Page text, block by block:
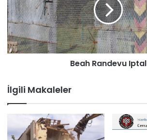
Beah Randevu Iptal
İlgili Makaleler